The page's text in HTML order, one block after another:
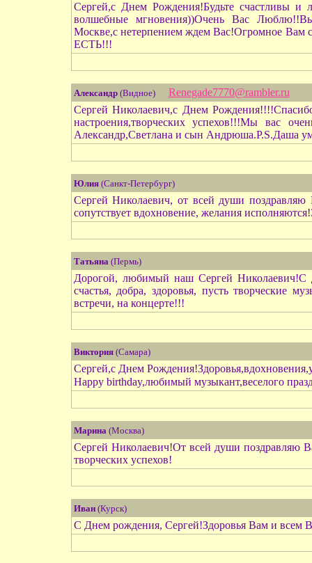
Сергей,с Днем Рождения!Будьте счастливы
волшебные мгновения))Очень Вас
Москве,с нетерпением ждем Вас!Огромное
ЕСТЬ!!!
Александр(Видное)
Renegade7770@rambler.ru
Сергей Николаевич,с Днем
настроения,творческих успехов!!!Мы вас
Александр,Светлана и сын Андрюша.P.S.Даша
Юлия(Санкт-Петербург)
Сергей Николаевич, от всей души
сопутствует вдохновение, желания
Татьяна(Пермь)
Дорогой, любимый наш Сергей Николаевич!С
счастья, добра, здоровья, пусть
встречи, на концерте!!!
Виктория(Самара)
Сергей,с Днем
Happy birthday,любимый музыкант,веселого
Марина(Москва)
Сергей Николаевич!От всей души поздравляю
творческих успехов!
Иван(Курск)
С Днем рождения, Сергей!Здоровья Вам и